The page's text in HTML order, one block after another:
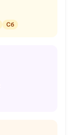
Сб